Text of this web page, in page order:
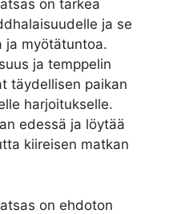
on tärkeä
ja se
ja myötätuntoa.
ja temppelin
täydellisen paikan
harjoitukselle.
edessä ja löytää
kiireisen matkan
on ehdoton